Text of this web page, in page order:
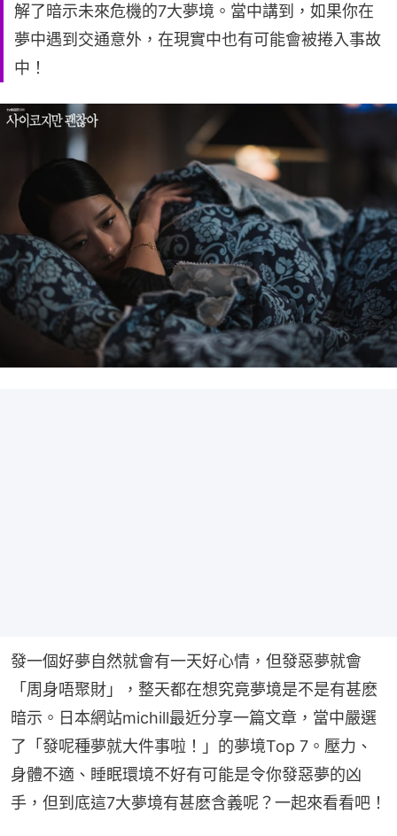
解了暗示未來危機的7大夢境。當中講到，如果你在
夢中遇到交通意外，在現實中也有可能會被捲入事故
中！
發一個好夢自然就會有一天好心情，但發惡夢就會
「周身唔聚財」，整天都在想究竟夢境是不是有甚麽
暗示。日本網站michill最近分享一篇文章，當中嚴選
了「發呢種夢就大件事啦！」的夢境Top 7。壓力、
身體不適、睡眠環境不好有可能是令你發惡夢的凶
手，但到底這7大夢境有甚麽含義呢？一起來看看吧！